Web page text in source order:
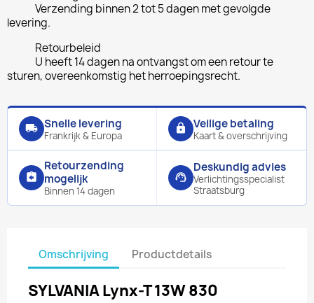
Verzending binnen 2 tot 5 dagen met gevolgde
levering.
Retourbeleid
U heeft 14 dagen na ontvangst om een retour te
sturen, overeenkomstig het herroepingsrecht.
local_shipping Snelle levering
Frankrijk & Europa
lock Veilige betaling
Kaart & overschrijving
assignment_return
Retourzending
mogelijk
Binnen 14 dagen
support_agent
Deskundig advies
Verlichtingsspecialist
Straatsburg
Omschrijving Productdetails
SYLVANIALynx-T 13W 830